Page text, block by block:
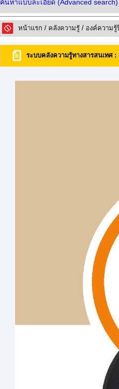
ค้นหาแบบละเอียด (Advanced search)
หน้าแรก / คลังความรูั/ องค์ความรู้
ระบบคลังความรู้ทางสารสนเทศ